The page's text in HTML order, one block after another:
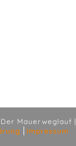
Mauerweglauf |
Impressum